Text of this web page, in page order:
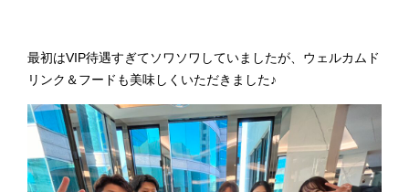
最初はVIP待遇すぎてソワソワしていましたが、ウェルカムド
リンク＆フードも美味しくいただきました♪